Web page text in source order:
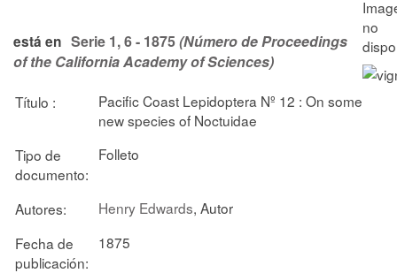
está en Serie 1, 6 - 1875(Número de Proceedings
of the California Academy of Sciences)
Título :
Pacific Coast Lepidoptera Nº 12 : On some
new species of Noctuidae
Tipo de
documento:
Folleto
Autores: Henry Edwards, Autor
Fecha de
publicación:
1875